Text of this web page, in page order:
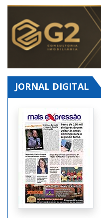
JORNAL DIGITAL